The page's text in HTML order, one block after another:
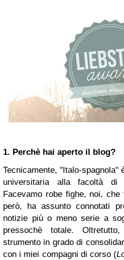
1. Perchè hai aperto il blog?
Tecnicamente, "Italo-spagnola"
universitaria alla facoltà di
Facevamo robe fighe, noi,
però, ha assunto connotati
notizie più o meno serie a
pressochè totale.
strumento in grado di
con i miei compagni di corso (